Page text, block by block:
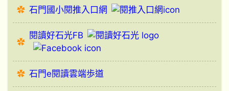
石門國小閱推入口網
閱讀好石光FB
石門e閱讀雲端歩道